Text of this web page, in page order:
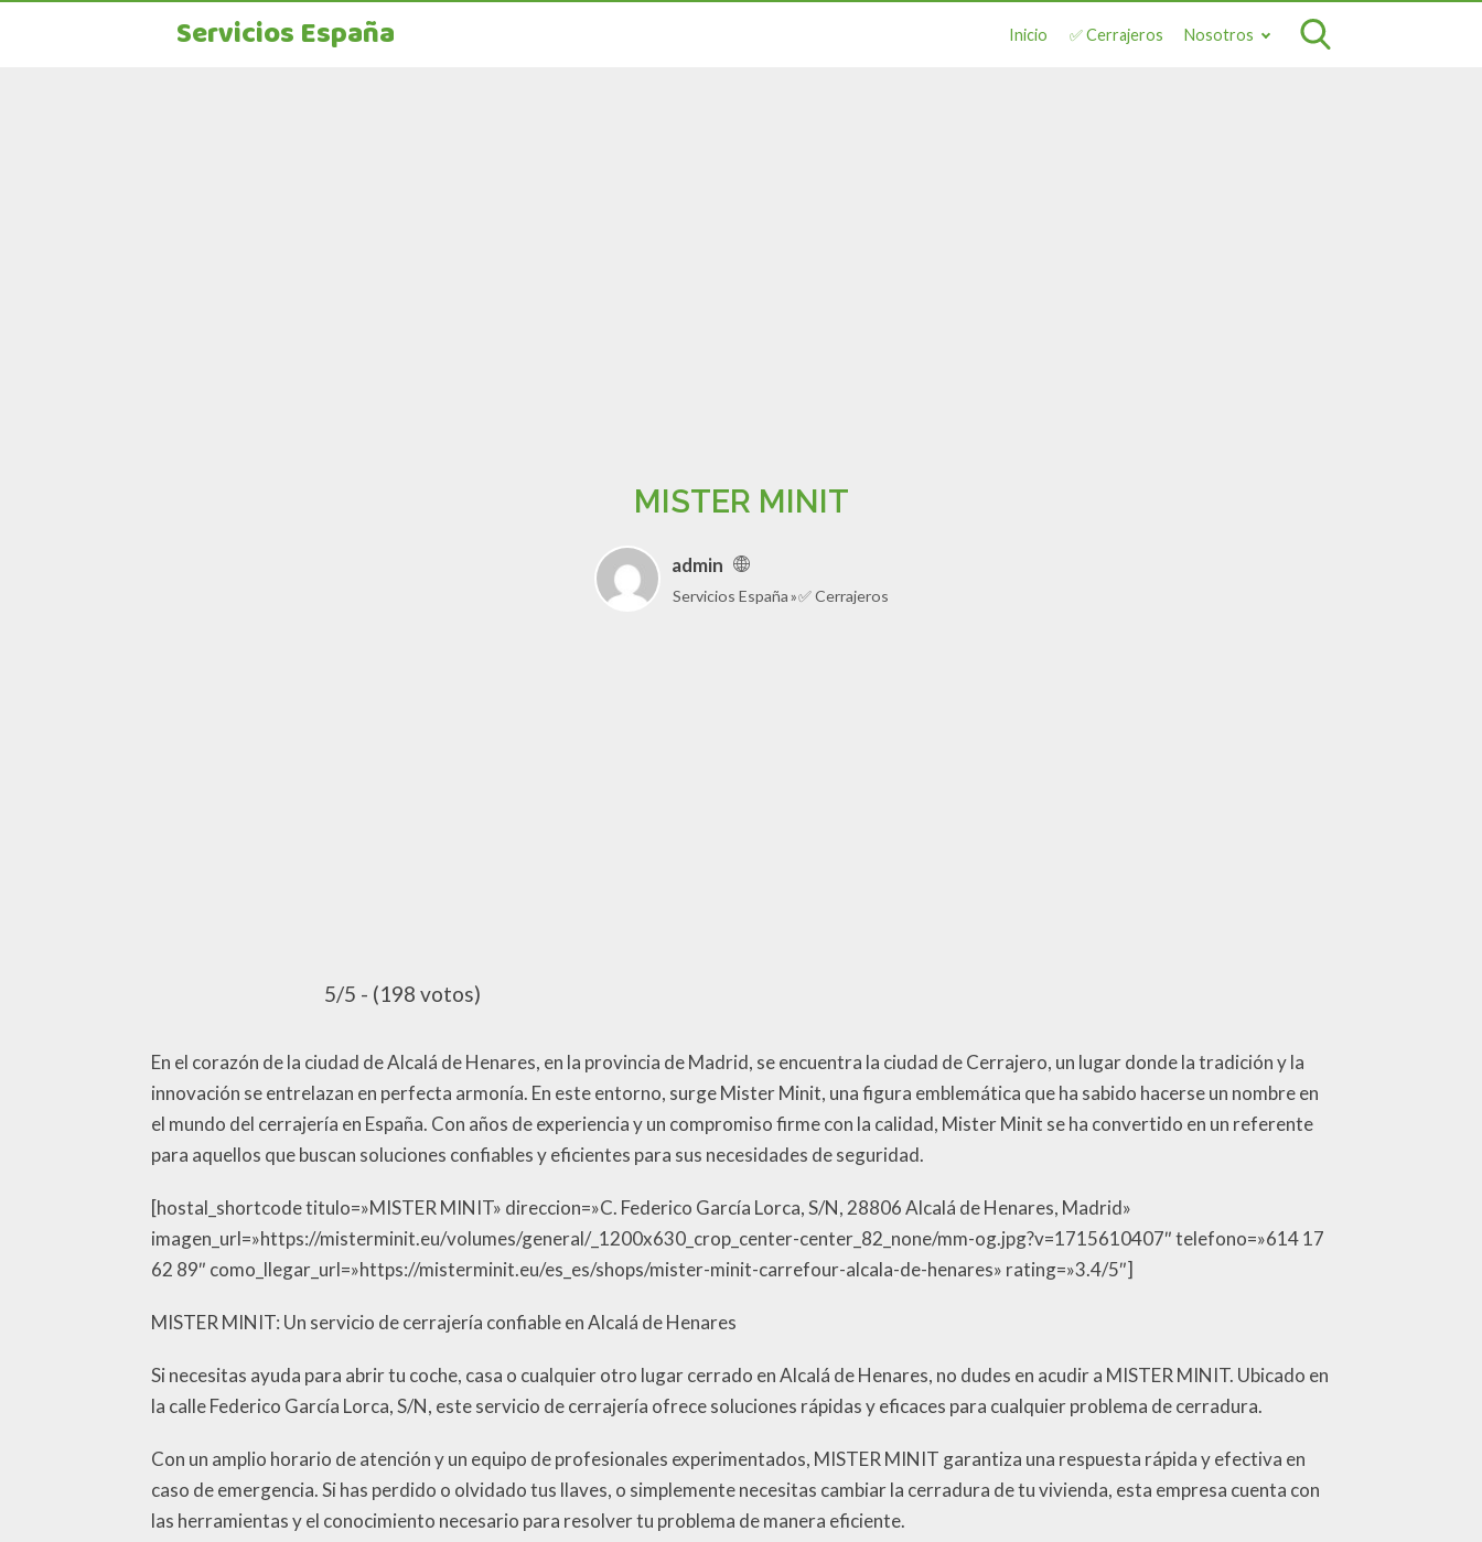
Servicios España Inicio ✅ Cerrajeros Nosotros
MISTER MINIT
admin
Servicios España ✅ Cerrajeros
5/5 - (198 votos)
En el corazón de la ciudad de Alcalá de Henares, en la provincia de Madrid, se encuentra la ciudad de Cerrajero, un lugar donde la tradición y la
innovación se entrelazan en perfecta armonía. En este entorno, surge Mister Minit, una figura emblemática que ha sabido hacerse un nombre en
el mundo del cerrajería en España. Con años de experiencia y un compromiso firme con la calidad, Mister Minit se ha convertido en un referente
para aquellos que buscan soluciones confiables y eficientes para sus necesidades de seguridad.
[hostal_shortcode titulo=»MISTER MINIT» direccion=»C. Federico García Lorca, S/N, 28806 Alcalá de Henares, Madrid»
imagen_url=»https://misterminit.eu/volumes/general/_1200x630_crop_center-center_82_none/mm-og.jpg?v=1715610407″ telefono=»614 17
62 89″ como_llegar_url=»https://misterminit.eu/es_es/shops/mister-minit-carrefour-alcala-de-henares» rating=»3.4/5″]
MISTER MINIT: Un servicio de cerrajería confiable en Alcalá de Henares
Si necesitas ayuda para abrir tu coche, casa o cualquier otro lugar cerrado en Alcalá de Henares, no dudes en acudir a MISTER MINIT. Ubicado en
la calle Federico García Lorca, S/N, este servicio de cerrajería ofrece soluciones rápidas y eficaces para cualquier problema de cerradura.
Con un amplio horario de atención y un equipo de profesionales experimentados, MISTER MINIT garantiza una respuesta rápida y efectiva en
caso de emergencia. Si has perdido o olvidado tus llaves, o simplemente necesitas cambiar la cerradura de tu vivienda, esta empresa cuenta con
las herramientas y el conocimiento necesario para resolver tu problema de manera eficiente.